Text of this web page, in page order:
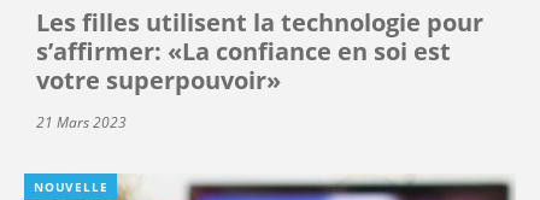
Les filles utilisent la technologie pour
s’affirmer: «La confiance en soi est
votre superpouvoir»
21 Mars 2023
NOUVELLE